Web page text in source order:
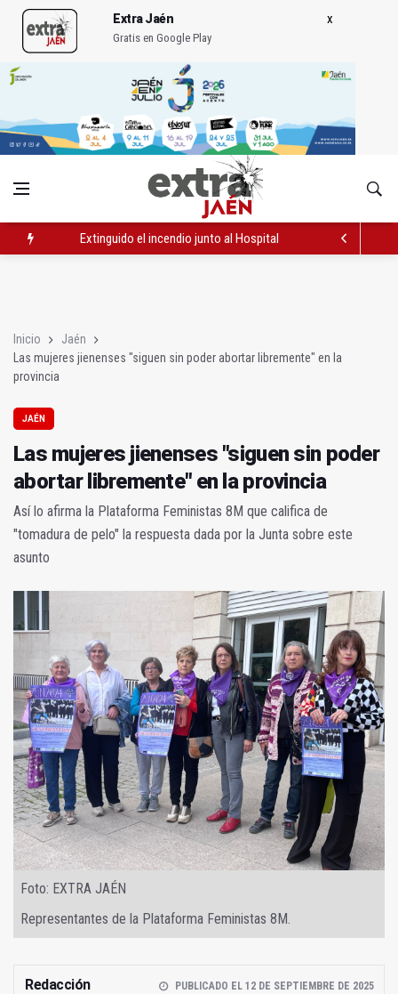
Extra Jaén
Gratis en Google Play
Extinguido el incendio junto al Hospital Neurotraumatológico
Inicio
Jaén
Las mujeres jienenses "siguen sin poder abortar libremente" en la
provincia
JAÉN
Las mujeres jienenses "siguen sin poder
abortar libremente" en la provincia
Así lo afirma la Plataforma Feministas 8M que califica de
"tomadura de pelo" la respuesta dada por la Junta sobre este
asunto
Foto: EXTRA JAÉN
Representantes de la Plataforma Feministas 8M.
Redacción PUBLICADO EL 12 DE SEPTIEMBRE DE 2025